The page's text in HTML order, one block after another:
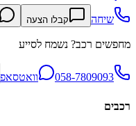
שיחה קבלו הצעה
מחפשים רכב? נשמח לסייע
058-7809093 וואטסאפ
רכבים